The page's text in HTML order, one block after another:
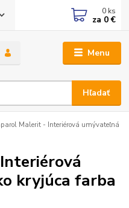
Menu
Hľadať
0 ks
za 0 €
Malerit - Interiérová umývateľná
kryjúca farba